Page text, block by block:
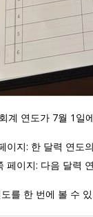
계 연도가 7월 1일
이지: 한 달력 연도
페이지: 다음 달력
를 한 번에 볼 수